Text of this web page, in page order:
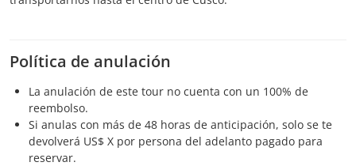
Política de anulación
La anulación de este tour no cuenta con un 100% de
reembolso.
Si anulas con más de 48 horas de anticipación, solo se te
devolverá US$ X por persona del adelanto pagado para
reservar.